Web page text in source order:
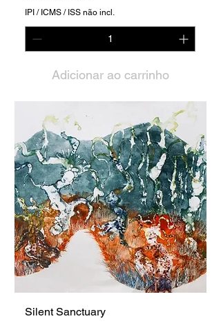
IPI / ICMS / ISS não incl.
Adicionar ao carrinho
Silent Sanctuary